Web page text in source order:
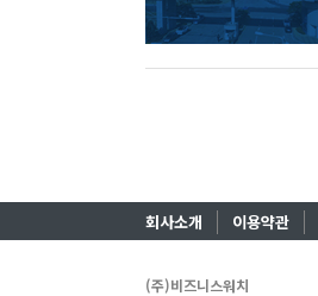
회사소개 이용약관
(주)비즈니스워치